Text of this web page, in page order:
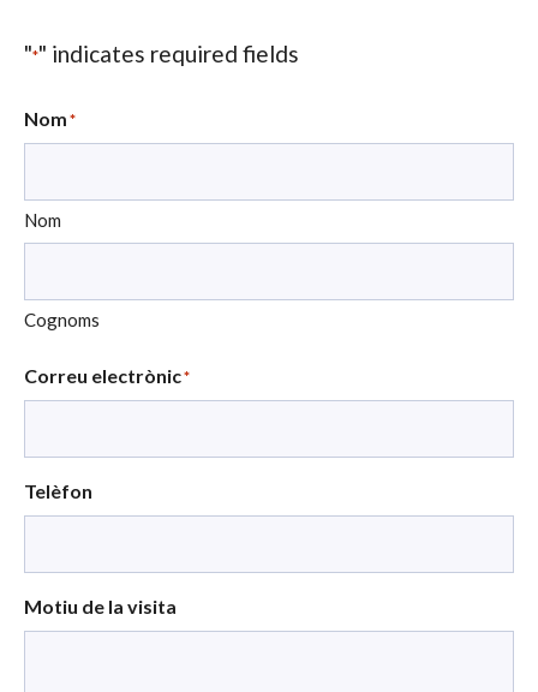
"*" indicates required fields
Nom*
Nom
Cognoms
Correu electrònic*
Telèfon
Motiu de la visita